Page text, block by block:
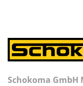
Schokoma